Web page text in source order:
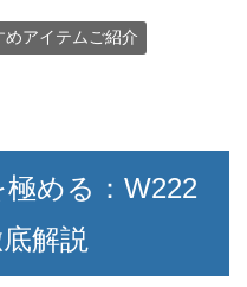
アイテムご紹介
める：W222
解説